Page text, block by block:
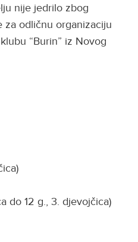
nije jedrilo zbog
za odličnu organizaciju
“Burin” iz Novog
do 12 g., 3. djevojčica)